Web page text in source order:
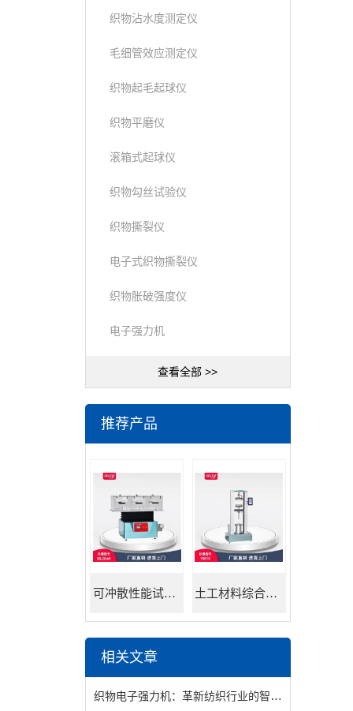
织物沾水度测定仪
毛细管效应测定仪
织物起毛起球仪
织物平磨仪
滚箱式起球仪
织物勾丝试验仪
织物撕裂仪
电子式织物撕裂仪
织物胀破强度仪
电子强力机
查看全部 >>
推荐产品
可冲散性能试验机 土工材料综合试验机
相关文章
织物电子强力机：革新纺织行业的智能装备